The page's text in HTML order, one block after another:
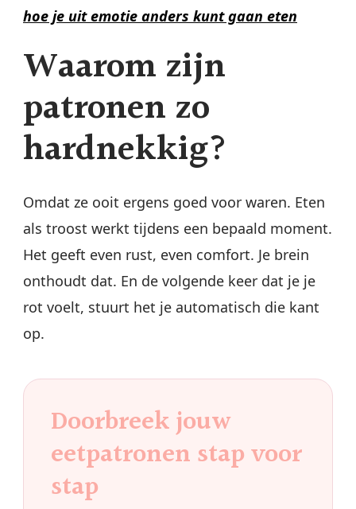
hoe je uit emotie anders kunt gaan eten
Waarom zijn
patronen zo
hardnekkig?
Omdat ze ooit ergens goed voor waren. Eten
als troost werkt tijdens een bepaald moment.
Het geeft even rust, even comfort. Je brein
onthoudt dat. En de volgende keer dat je je
rot voelt, stuurt het je automatisch die kant
op.
Doorbreek jouw
eetpatronen stap voor
stap